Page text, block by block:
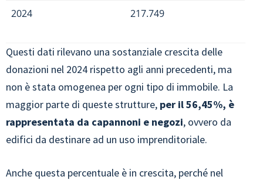
2024
217.749
Questi dati rilevano una sostanziale crescita delle
donazioni nel 2024 rispetto agli anni precedenti, ma
non è stata omogenea per ogni tipo di immobile. La
maggior parte di queste strutture, per il 56,45%, è
rappresentata da capannoni e negozi, ovvero da
edifici da destinare ad un uso imprenditoriale.
Anche questa percentuale è in crescita, perché nel